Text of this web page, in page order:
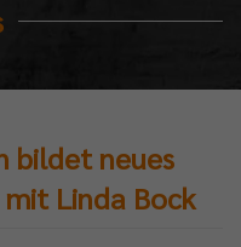
bildet neues
Linda Bock